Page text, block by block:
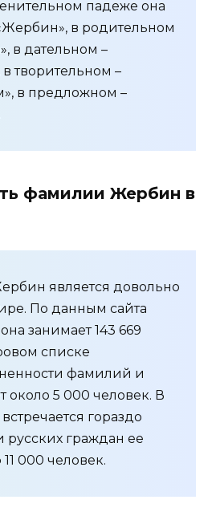
падеже она
в родительном
в дательном –
творительном –
в предложном –
фамилии Жербин в
является довольно
По данным сайта
занимает 143 669
списке
фамилий и
около 5 000 человек. В
гораздо
русских граждан ее
000 человек.